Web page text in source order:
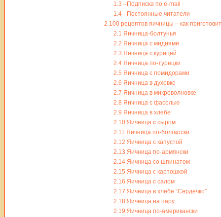
1.3 –Подписка по e-mail
1.4–Постоянные читатели
2 100 рецептов яичницы – как
2.1 Яичница-болтунья
2.2 Яичница с мидиями
2.3 Яичница с курицей
2.4Яичница по-турецки
2.5 Яичница с помидорами
2.6 Яичница в духовке
2.7 Яичница в микроволновке
2.8 Яичница с фасолью
2.9 Яичница в хлебе
2.10Яичница с сыром
2.11 Яичница по-болгарски
2.12 Яичница с капустой
2.13 Яичница по-армянски
2.14Яичница со шпинатом
2.15 Яичница с картошкой
2.16 Яичница с салом
2.17 Яичница в хлебе “Сердечко”
2.18 Яичница на пару
2.19 Яичница по-американски